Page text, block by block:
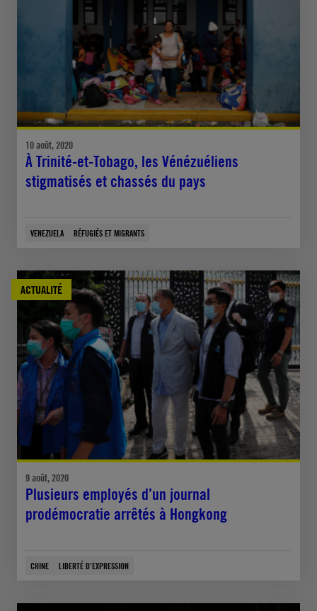
10 août, 2020
À Trinité-et-Tobago, les Vénézuéliens
stigmatisés et chassés du pays
VENEZUELA RÉFUGIÉS ET MIGRANTS
ACTUALITÉ
9 août, 2020
Plusieurs employés d’un journal
prodémocratie arrêtés à Hongkong
CHINE LIBERTÉ D'EXPRESSION